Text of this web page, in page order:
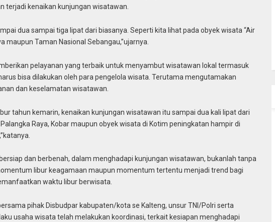
terjadi kenaikan kunjungan wisatawan.
dua sampai tiga lipat dari biasanya. Seperti kita lihat pada obyek wisata “Air
maupun Taman Nasional Sebangau,”ujarnya.
pelayanan yang terbaik untuk menyambut wisatawan lokal termasuk
bisa dilakukan oleh para pengelola wisata. Terutama mengutamakan
dan keselamatan wisatawan.
tahun kemarin, kenaikan kunjungan wisatawan itu sampai dua kali lipat dari
Raya, Kobar maupun obyek wisata di Kotim peningkatan hampir di
dan berbenah, dalam menghadapi kunjungan wisatawan, bukanlah tanpa
libur keagamaan maupun momentum tertentu menjadi trend bagi
waktu libur berwisata.
pihak Disbudpar kabupaten/kota se Kalteng, unsur TNI/Polri serta
usaha wisata telah melakukan koordinasi, terkait kesiapan menghadapi